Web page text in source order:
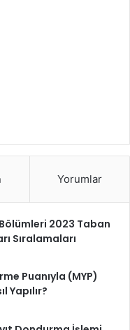
Yorumlar
Bölümleri 2023 Taban
Sıralamaları
Puanıyla (MYP)
Yapılır?